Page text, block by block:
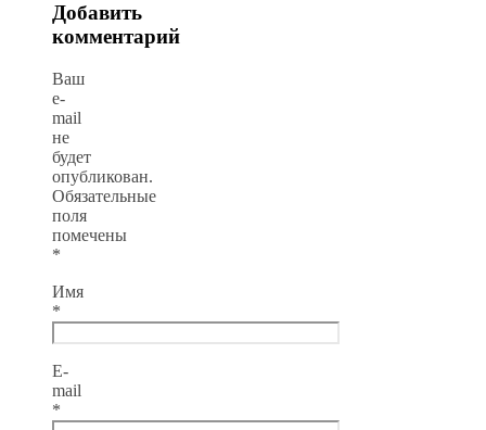
Добавить
комментарий
Ваш
e-
mail
не
будет
опубликован.
Обязательные
поля
помечены
*
Имя
*
E-
mail
*